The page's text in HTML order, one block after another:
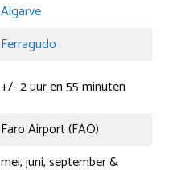
Algarve
Ferragudo
+/- 2 uur en 55 minuten
Faro Airport (FAO)
mei, juni, september &